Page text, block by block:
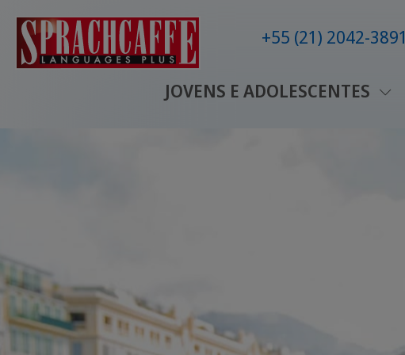
+55 (21) 2042-3891
JOVENS E ADOLESCENTES